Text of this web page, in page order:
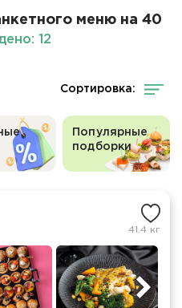
меню на 40
12
Сортировка:
Популярные
подборки
41.4 кг